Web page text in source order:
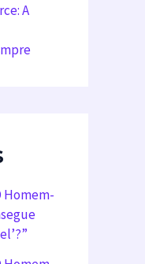
A
Homem-